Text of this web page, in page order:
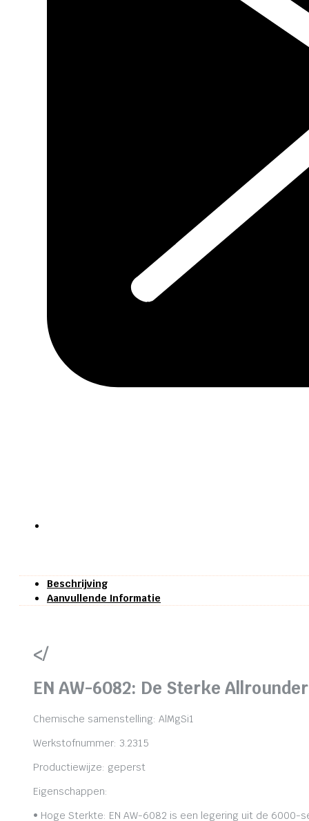
Beschrijving
Aanvullende Informatie
</
EN AW-6082: De Sterke Allrounder
Chemische samenstelling: AlMgSi1
Werkstofnummer: 3.2315
Productiewijze: geperst
Eigenschappen:
• Hoge Sterkte: EN AW-6082 is een legering uit de